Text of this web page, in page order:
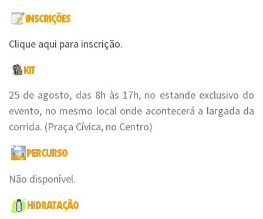
Clique aqui para inscrição.
25 de agosto, das 8h às 17h, no estande exclusivo do
evento, no mesmo local onde acontecerá a largada da
corrida. (Praça Cívica, no Centro)
Não disponível.